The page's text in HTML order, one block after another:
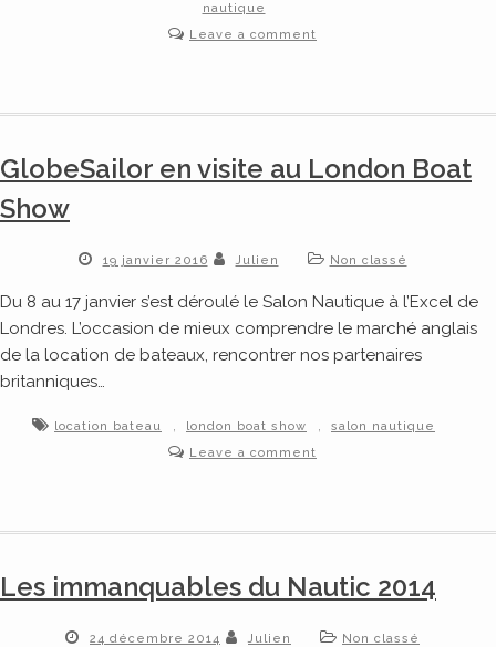
nautique
Leave a comment
GlobeSailor en visite au London Boat
Show
19 janvier 2016 Julien Non classé
Du 8 au 17 janvier s’est déroulé le Salon Nautique à l’Excel de
Londres. L’occasion de mieux comprendre le marché anglais
de la location de bateaux, rencontrer nos partenaires
britanniques…
location bateau london boat show
salon nautique
Leave a comment
Les immanquables du Nautic 2014
24 décembre 2014 Julien Non classé